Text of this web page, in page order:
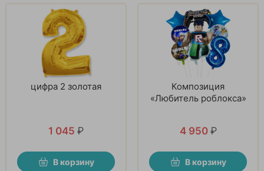
цифра 2 золотая
1 045 ₽
В корзину
Композиция
«Любитель роблокса»
4 950 ₽
В корзину